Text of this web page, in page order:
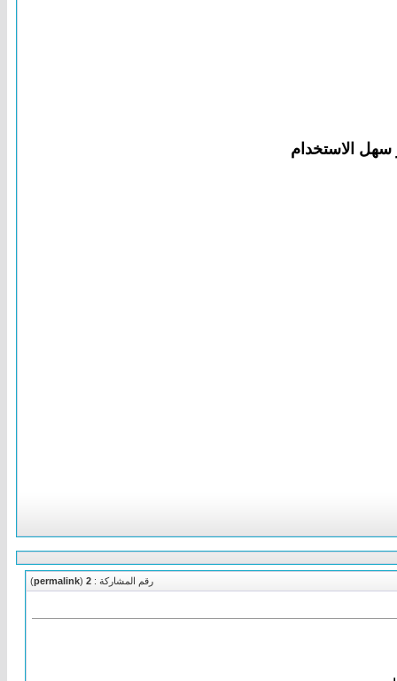
سهل الاستخدام
رقم المشاركة : 2
(
permalink
)